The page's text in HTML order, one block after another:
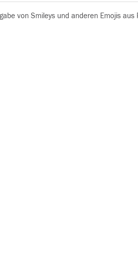
von Smileys und anderen Emojis